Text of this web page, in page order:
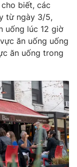
biết, các
từ ngày 3/5,
uống lúc 12 giờ
ăn uống uống
ăn uống trong